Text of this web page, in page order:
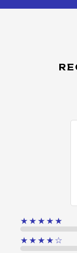
★★★★★
★★★★☆